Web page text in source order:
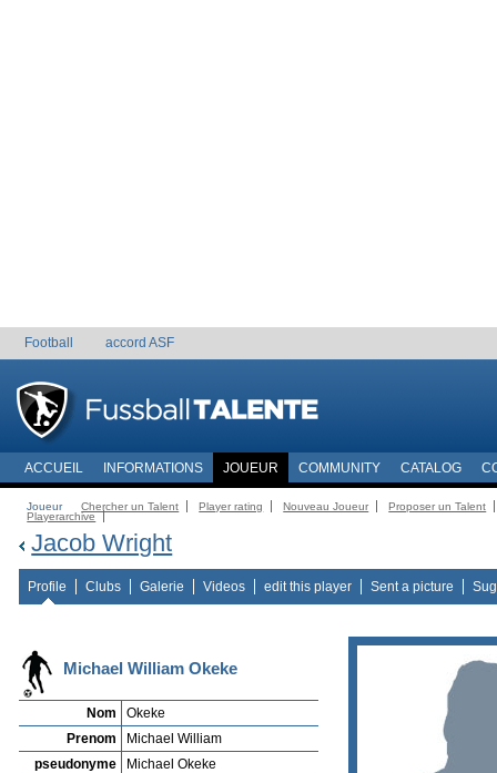
Football accord ASF
ACCUEIL INFORMATIONS JOUEUR COMMUNITY CATALOG
Joueur Chercher un Talent Player rating Nouveau Joueur
Proposer un Talent
Playerarchive
Jacob Wright
Profile Clubs Galerie Videos edit this player Sent a picture
Michael William Okeke
Nom
Okeke
Prenom
Michael William
pseudonyme
Michael Okeke